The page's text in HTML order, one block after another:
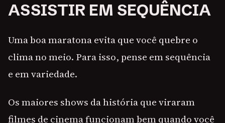
ASSISTIR EM SEQUÊNCIA
Uma boa maratona evita que você quebre o
clima no meio. Para isso, pense em sequência
e em variedade.
Os maiores shows da história que viraram
filmes de cinema funcionam bem quando você